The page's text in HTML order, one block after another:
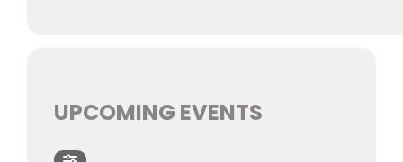
UPCOMING EVENTS